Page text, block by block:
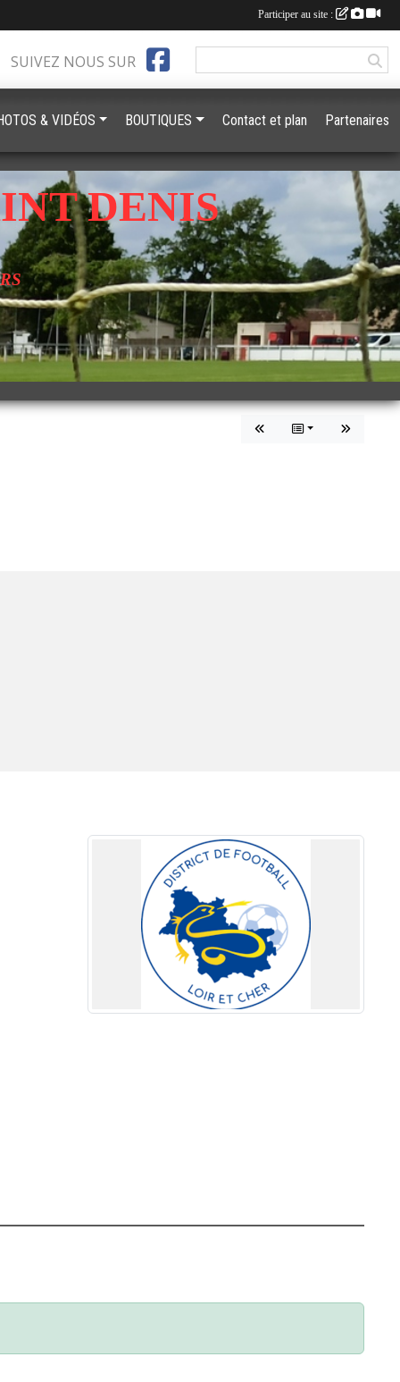
DENIS
SUIVEZ NOUS SUR
& VIDÉOS BOUTIQUES Contact et plan Partenaires
Participer au site :